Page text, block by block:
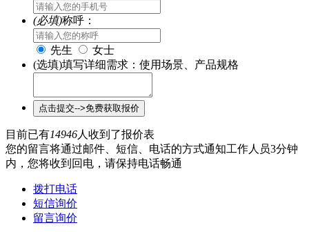
(必填)称呼：
先生
女士
(选填)填写详细需求：使用场景、产品规格
目前已有14946人收到了报价表
您的留言将通过邮件、短信、电话的方式通知工作人员3分钟
内，您将收到回电，请保持电话畅通
拨打电话
短信询价
留言询价